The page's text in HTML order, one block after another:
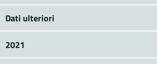
Dati ulteriori
2021